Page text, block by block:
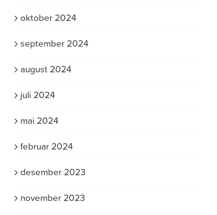
oktober 2024
september 2024
august 2024
juli 2024
mai 2024
februar 2024
desember 2023
november 2023